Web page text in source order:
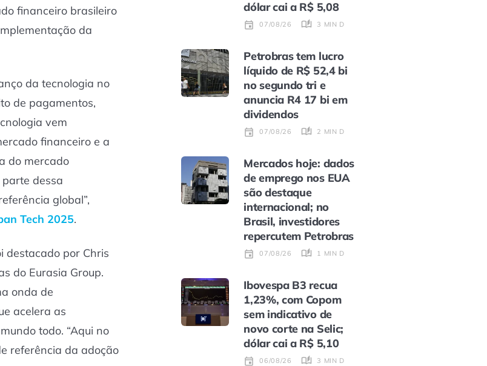
financeiro brasileiro
da
da tecnologia no
de pagamentos,
vem
financeiro e a
do mercado
dessa
global”,
Tech 2025.
destacado por Chris
do Eurasia Group.
onda de
acelera as
todo. “Aqui no
referência da adoção
dólar cai a R$ 5,08
07/08/26 3 MIN DE LEITURA
Petrobras tem lucro
líquido de R$ 52,4 bi
no segundo tri e
anuncia R4 17 bi em
dividendos
07/08/26 2 MIN DE LEITURA
Mercados hoje: dados
de emprego nos EUA
são destaque
internacional; no
Brasil, investidores
repercutem Petrobras
07/08/26 1 MIN DE LEITURA
Ibovespa B3 recua
1,23%, com Copom
sem indicativo de
novo corte na Selic;
dólar cai a R$ 5,10
06/08/26 3 MIN DE LEITURA